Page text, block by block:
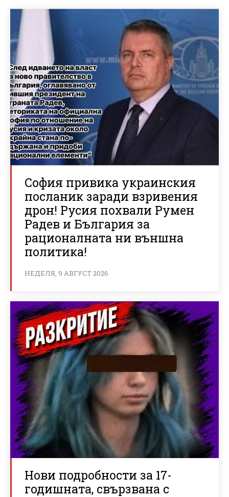
София привика украинския
посланик заради взривения
дрон! Русия похвали Румен
Радев и България за
рационалната ни външна
политика!
НЕДЕЛЯ, 9 АВГУСТ 2026
Нови подробности за 17-
годишната, свързвана с